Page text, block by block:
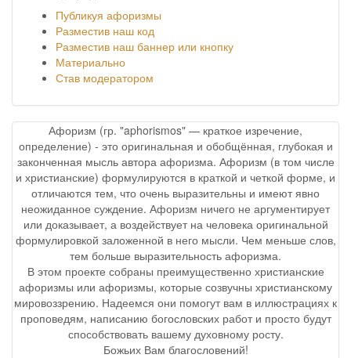
Публикуя афоризмы
Разместив наш код
Разместив наш баннер или кнопку
Материально
Став модератором
Афоризм (гр. "aphorismos" — краткое изречение,
определение) - это оригинальная и обобщённая, глубокая и
законченная мысль автора афоризма. Афоризм (в том числе
и христианские) формулируются в краткой и четкой форме, и
отличаются тем, что очень выразительны и имеют явно
неожиданное суждение. Афоризм ничего не аргументирует
или доказывает, а воздействует на человека оригинальной
формулировкой заложенной в него мысли. Чем меньше слов,
тем больше выразительность афоризма.
В этом проекте собраны преимущественно христианские
афоризмы или афоризмы, которые созвучны христианскому
мировоззрению. Надеемся они помогут вам в иллюстрациях к
проповедям, написанию богословских работ и просто будут
способствовать вашему духовному росту.
Божьих Вам благословений!